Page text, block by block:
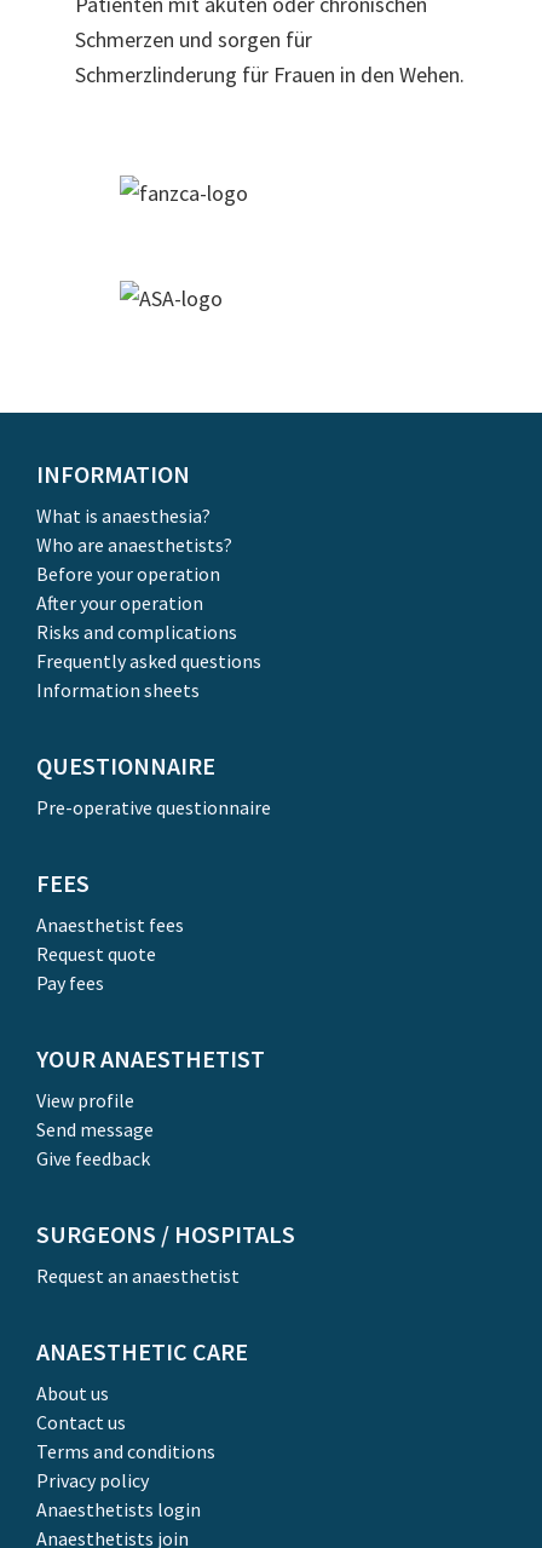
Schmerzen und sorgen für
Schmerzlinderung für Frauen in den Wehen.
INFORMATION
What is anaesthesia?
Who are anaesthetists?
Before your operation
After your operation
Risks and complications
Frequently asked questions
Information sheets
QUESTIONNAIRE
Pre-operative questionnaire
FEES
Anaesthetist fees
Request quote
Pay fees
YOUR ANAESTHETIST
View profile
Send message
Give feedback
SURGEONS / HOSPITALS
Request an anaesthetist
ANAESTHETIC CARE
About us
Contact us
Terms and conditions
Privacy policy
Anaesthetists login
Anaesthetists join